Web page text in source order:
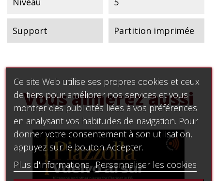
Support Partition imprimée
Vous aimerez aussi
Ce site Web utilise ses propres cookies et ceux
de tiers pour améliorer nos services et vous
montrer des publicités liées à vos préférences
en analysant vos habitudes de navigation. Pour
donner votre consentement à son utilisation,
appuyez sur le bouton Accepter.
Plus d'informations Personnaliser les cookies